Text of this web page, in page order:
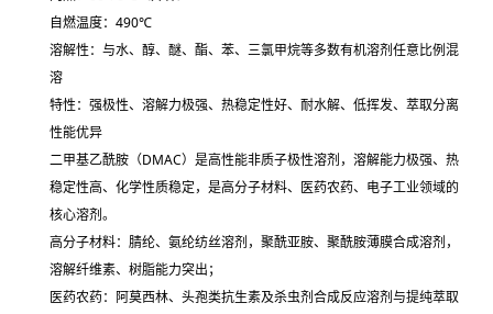
自燃温度：490℃
溶解性：与水、醇、醚、酯、苯、三氯甲烷等多数有机溶剂任意比例混
溶
特性： 强极性、溶解力极强、热稳定性好、耐水解、低挥发、萃取分离
性能优异
二甲基乙酰胺（DMAC）是高性能非质子极性溶剂，溶解能力极强、热
稳定性高、化学性质稳定，是高分子材料、医药农药、电子工业领域的
核心溶剂。
高分子材料：腈纶、氨纶纺丝溶剂，聚酰亚胺、聚酰胺薄膜合成溶剂，
溶解纤维素、树脂能力突出；
医药农药：阿莫西林、头孢类抗生素及杀虫剂合成反应溶剂与提纯萃取